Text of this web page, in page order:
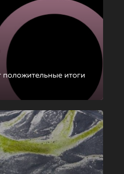
положительные итоги